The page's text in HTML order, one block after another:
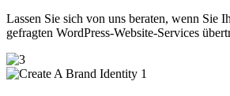
Lassen Sie sich von uns beraten, wenn Sie
gefragten WordPress-Website-Services